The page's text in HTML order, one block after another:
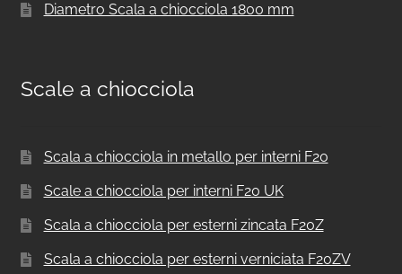
Diametro Scala a chiocciola 1800 mm
Scale a chiocciola
Scala a chiocciola in metallo per interni F20
Scale a chiocciola per interni F20 UK
Scala a chiocciola per esterni zincata F20Z
Scala a chiocciola per esterni verniciata F20ZV